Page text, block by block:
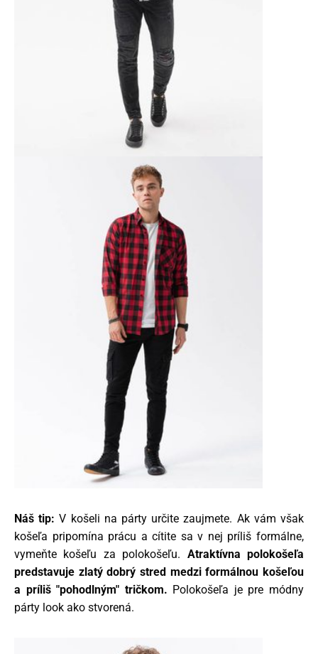
Náš tip: V košeli na párty určite zaujmete. Ak vám však
košeľa pripomína prácu a cítite sa v nej príliš formálne,
vymeňte košeľu za polokošeľu. Atraktívna polokošeľa
predstavuje zlatý dobrý stred medzi formálnou košeľou
a príliš "pohodlným" tričkom. Polokošeľa je pre módny
párty look ako stvorená.